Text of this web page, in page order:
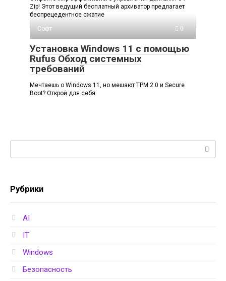
Zip! Этот ведущий бесплатный архиватор предлагает
беспрецедентное сжатие
Софт
0
Установка Windows 11 с помощью
Rufus Обход системных
требований
Мечтаешь о Windows 11, но мешают TPM 2.0 и Secure
Boot? Открой для себя
Рубрики
AI
IT
Windows
Безопасность